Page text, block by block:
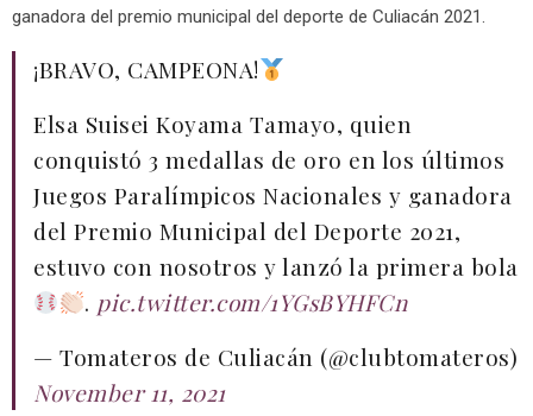
ganadora del premio municipal del deporte de Culiacán 2021.
¡BRAVO, CAMPEONA!
Elsa Suisei Koyama Tamayo, quien
conquistó 3 medallas de oro en los últimos
Juegos Paralímpicos Nacionales y ganadora
del Premio Municipal del Deporte 2021,
estuvo con nosotros y lanzó la primera bola
. pic.twitter.com/1YGsBYHFCn
— Tomateros de Culiacán (@clubtomateros)
November 11, 2021